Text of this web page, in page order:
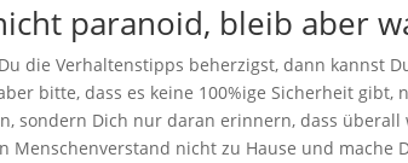
paranoid, bleib aber
die Verhaltenstipps beherzigst, dann kannst
bitte, dass es keine 100%ige Sicherheit gibt,
sondern Dich nur daran erinnern, dass überall
Menschenverstand nicht zu Hause und